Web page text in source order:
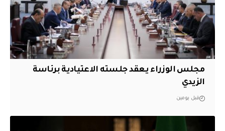
مجلس الوزراء يعقد جلسته الاعتيادية برئاسة
الزيدي
قبل يومين